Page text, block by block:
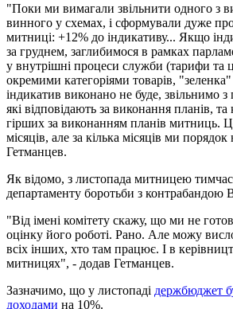
"Поки ми вимагали звільнити одного з
винного у схемах, і сформували дуже
митниці: +12% до індикативу... Якщо
за груднем, заглибимося в рамках
у внутрішні процеси служби (тарифи та
окремими категоріями товарів,
індикатив виконано не буде, звільнимо з
які відповідають за виконання планів,
гірших за виконанням планів митниць.
місяців, але за кілька місяців ми
Гетманцев.
Як відомо, з листопада митницею
департаменту боротьби з контрабандою
"Від імені комітету скажу, що ми не
оцінку його роботі. Рано. Але можу
всіх інших, хто там працює. І в
митницях", - додав Гетманцев.
Зазначимо, що у листопаді держбюджет
доходами на 10%.